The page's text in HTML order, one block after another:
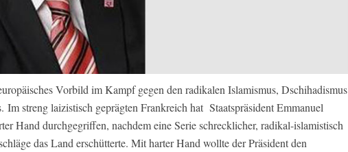
Vorbild im Kampf gegen den radikalen Islamismus, Dschihadismus
Im streng laizistisch geprägten Frankreich hat Staatspräsident Emmanuel
Hand durchgegriffen, nachdem eine Serie schrecklicher, radikal-islamistisch
das Land erschütterte. Mit harter Hand wollte der Präsident den